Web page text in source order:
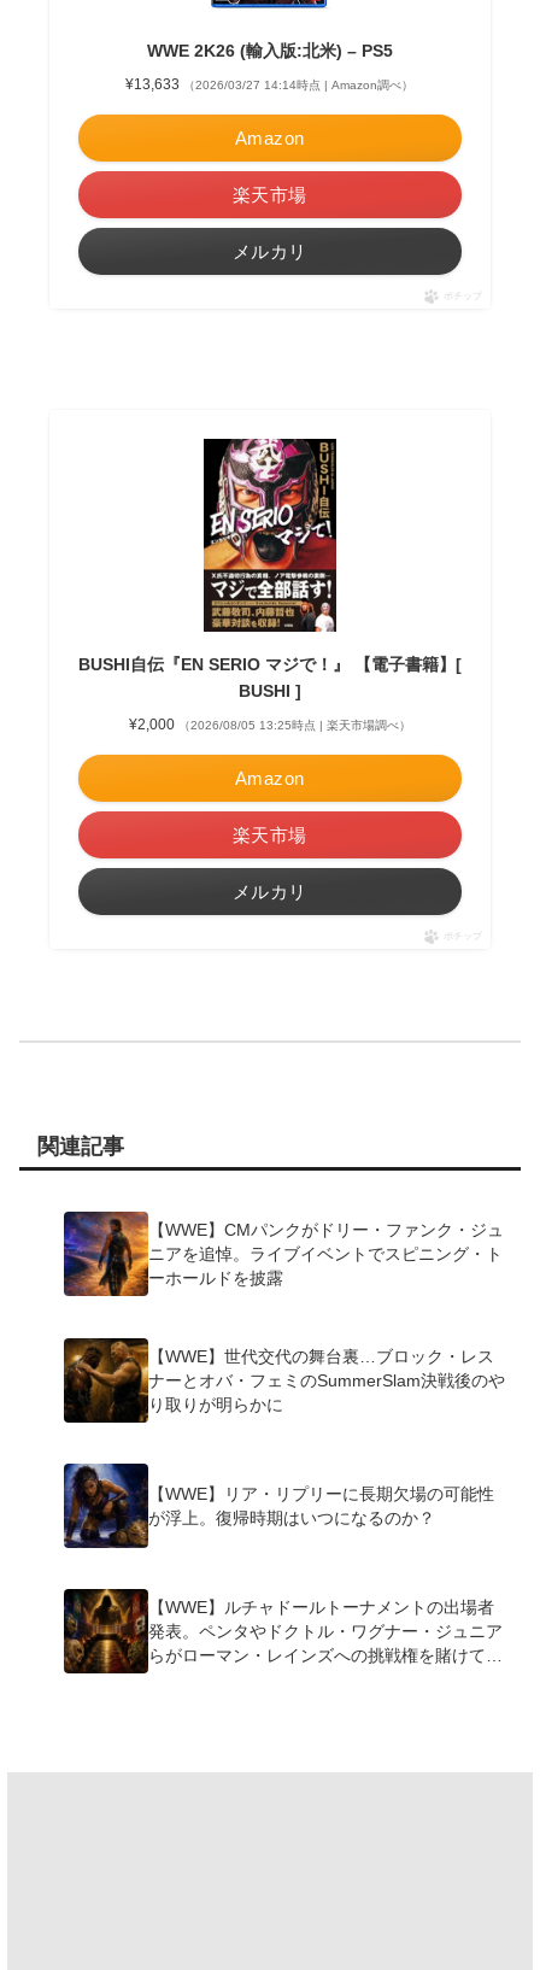
WWE 2K26 (輸入版:北米) – PS5
¥13,633 （2026/03/27 14:14時点 | Amazon調べ）
Amazon
楽天市場
メルカリ
ポチップ
BUSHI自伝『EN SERIO マジで！』 【電子書籍】[
BUSHI ]
¥2,000 （2026/08/05 13:25時点 | 楽天市場調べ）
Amazon
楽天市場
メルカリ
ポチップ
関連記事
【WWE】CMパンクがドリー・ファンク・ジュ
ニアを追悼。ライブイベントでスピニング・ト
ーホールドを披露
【WWE】世代交代の舞台裏…ブロック・レス
ナーとオバ・フェミのSummerSlam決戦後のや
り取りが明らかに
【WWE】リア・リプリーに長期欠場の可能性
が浮上。復帰時期はいつになるのか？
【WWE】ルチャドールトーナメントの出場者
発表。ペンタやドクトル・ワグナー・ジュニア
らがローマン・レインズへの挑戦権を賭けて激